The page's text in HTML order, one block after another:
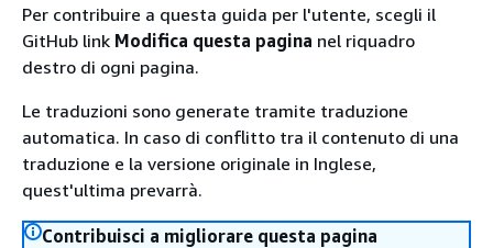
Per contribuire a questa guida per l'utente, scegli il
GitHub link Modifica questa pagina nel riquadro
destro di ogni pagina.
Le traduzioni sono generate tramite traduzione
automatica. In caso di conflitto tra il contenuto di una
traduzione e la versione originale in Inglese,
quest'ultima prevarrà.
Contribuisci a migliorare questa pagina